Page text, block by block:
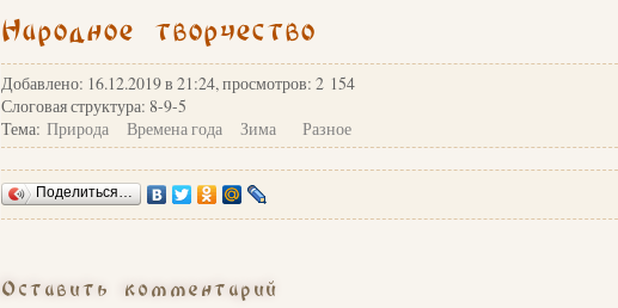
Народное творчество
Добавлено: 16.12.2019 в 21:24, просмотров: 2 154
Слоговая структура: 8-9-5
Тема: Природа Времена года Зима Разное
Поделиться…
Оставить комментарий